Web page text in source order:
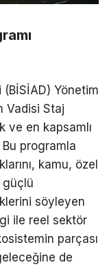
(BİSİAD) Yönetim
Vadisi Staj
ve en kapsamlı
programla
kamu, özel
güçlü
söyleyen
ile reel sektör
parçası
de